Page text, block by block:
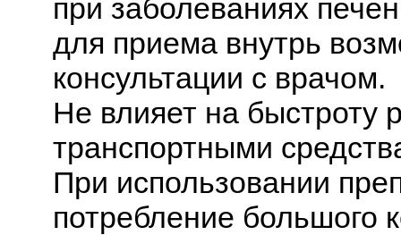
при заболеваниях
для приема внутрь
консультации с врачом.
Не влияет на быстроту
транспортными
При использовании
потребление большого